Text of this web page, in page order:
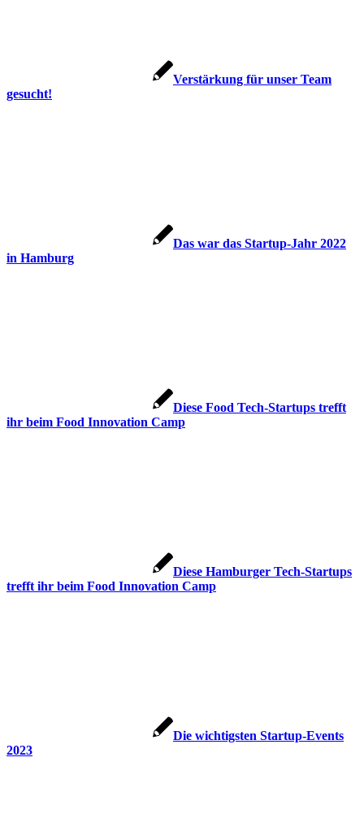
Verstärkung für unser Team
gesucht!
Das war das Startup-Jahr 2022
in Hamburg
Diese Food Tech-Startups trefft
ihr beim Food Innovation Camp
Diese Hamburger Tech-Startups
trefft ihr beim Food Innovation Camp
Die wichtigsten Startup-Events
2023